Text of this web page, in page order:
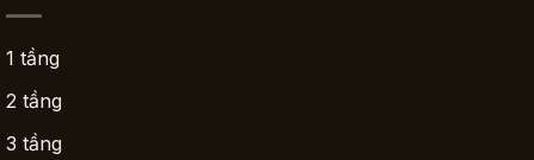
1 tầng
2 tầng
3 tầng